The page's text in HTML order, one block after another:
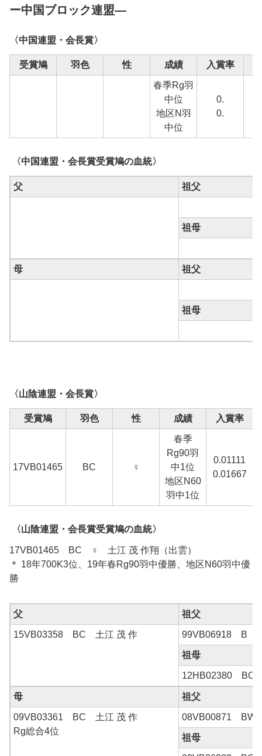
ー中国ブロック連盟―
〈中国連盟・会長賞〉
受賞鳩 羽色 性 成績 入賞率
春季Rg羽
中位
地区N羽
中位
0.
0.
〈中国連盟・会長賞受賞鳩の血統〉
父 祖父
祖母
母 祖父
祖母
〈山陰連盟・会長賞〉
受賞鳩 羽色 性 成績 入賞率
17VB01465 BC ♀
春季
Rg90羽
中1位
地区N60
羽中1位
0.01111
0.01667
〈山陰連盟・会長賞受賞鳩の血統〉
17VB01465 BC ♀ 土江 茂 作翔（出雲）
＊ 18年700K3位、19年春Rg90羽中優勝、地区N60羽中優
勝
父 祖父
15VB03358 BC 土江 茂 作 99VB06918 B
祖母
12HB02380 BC
母 祖父
09VB03361 BC 土江 茂 作
Rg総合4位
08VB00871 BW
祖母